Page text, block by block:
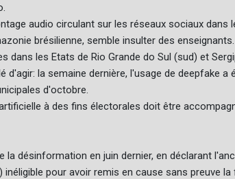
audio circulant sur les réseaux sociaux dans
brésilienne, semble insulter des enseignants.
dans les Etats de Rio Grande do Sul (sud) et
d'agir: la semaine dernière, l'usage de deepfake
d'octobre.
à des fins électorales doit être
désinformation en juin dernier, en déclarant
pour avoir remis en cause sans preuve la